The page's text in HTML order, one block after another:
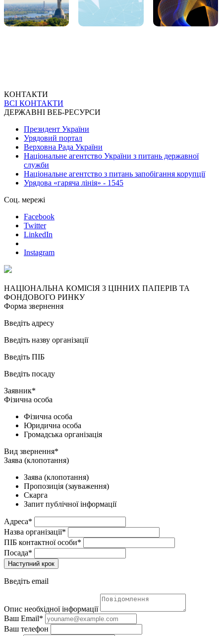
КОНТАКТИ
ВСІ КОНТАКТИ
ДЕРЖАВНІ ВЕБ-РЕСУРСИ
Президент України
Урядовий портал
Верховна Рада України
Національне агентство України з питань державної
служби
Національне агентство з питань запобігання корупції
Урядова «гаряча лінія» - 1545
Соц. мережі
Facebook
Twitter
LinkedIn
Instagram
НАЦІОНАЛЬНА КОМІСІЯ З ЦІННИХ ПАПЕРІВ ТА
ФОНДОВОГО РИНКУ
Форма звернення
Введіть адресу
Введіть назву організації
Введіть ПІБ
Введіть посаду
Заявник*
Фізична особа
Фізична особа
Юридична особа
Громадська організація
Вид звернення*
Заява (клопотання)
Заява (клопотання)
Пропозиція (зауваження)
Скарга
Запит публічної інформації
Адреса*
Назва організації*
ПІБ контактної особи*
Посада*
Наступний крок
Введіть email
Опис необхідної інформації
Ваш Email*
Ваш телефон